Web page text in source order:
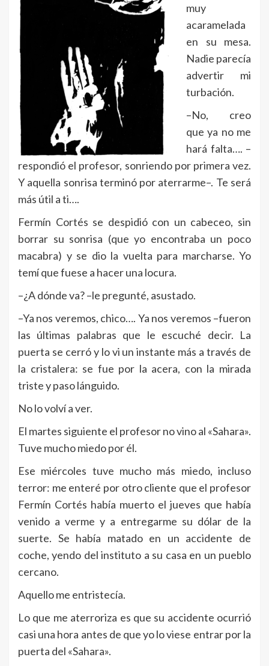
muy
acaramelada
en su mesa.
Nadie parecía
advertir mi
turbación.
–No, creo
que ya no me
hará falta…. –
respondió el profesor, sonriendo por primera vez.
Y aquella sonrisa terminó por aterrarme–. Te será
más útil a ti….
Fermín Cortés se despidió con un cabeceo, sin
borrar su sonrisa (que yo encontraba un poco
macabra) y se dio la vuelta para marcharse. Yo
temí que fuese a hacer una locura.
–¿A dónde va? –le pregunté, asustado.
–Ya nos veremos, chico…. Ya nos veremos –fueron
las últimas palabras que le escuché decir. La
puerta se cerró y lo vi un instante más a través de
la cristalera: se fue por la acera, con la mirada
triste y paso lánguido.
No lo volví a ver.
El martes siguiente el profesor no vino al «Sahara».
Tuve mucho miedo por él.
Ese miércoles tuve mucho más miedo, incluso
terror: me enteré por otro cliente que el profesor
Fermín Cortés había muerto el jueves que había
venido a verme y a entregarme su dólar de la
suerte. Se había matado en un accidente de
coche, yendo del instituto a su casa en un pueblo
cercano.
Aquello me entristecía.
Lo que me aterroriza es que su accidente ocurrió
casi una hora antes de que yo lo viese entrar por la
puerta del «Sahara».